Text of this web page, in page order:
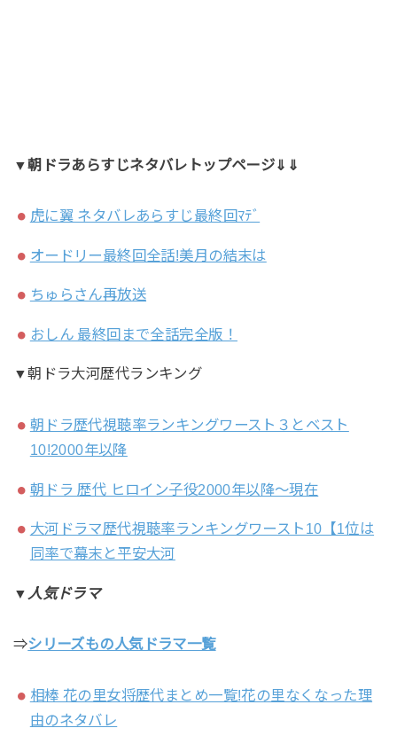
▼朝ドラあらすじネタバレトップページ⇓⇓
虎に翼 ネタバレあらすじ最終回ﾏﾃﾞ
オードリー最終回全話!美月の結末は
ちゅらさん再放送
おしん 最終回まで全話完全版！
▼朝ドラ大河歴代ランキング
朝ドラ歴代視聴率ランキングワースト３とベスト
10!2000年以降
朝ドラ 歴代 ヒロイン子役2000年以降～現在
大河ドラマ歴代視聴率ランキングワースト10【1位は
同率で幕末と平安大河
▼人気ドラマ
⇒シリーズもの人気ドラマ一覧
相棒 花の里女将歴代まとめ一覧!花の里なくなった理
由のネタバレ